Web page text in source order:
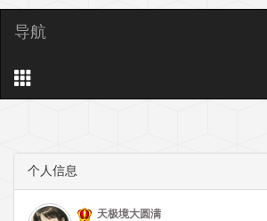
导航
个人信息
天极境大圆满